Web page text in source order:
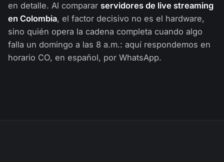
en detalle. Al comparar servidores de live streaming
en Colombia, el factor decisivo no es el hardware,
sino quién opera la cadena completa cuando algo
falla un domingo a las 8 a.m.: aquí respondemos en
horario CO, en español, por WhatsApp.